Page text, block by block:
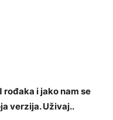
i jako nam se
verzija. Uživaj..